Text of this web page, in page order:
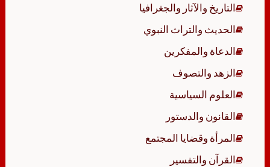
التاريخ والآثار والجغرافيا
الحديث والتراث النبوي
الدعاة والمفكرين
الزهد والتصوف
العلوم السياسية
القانون والدستور
المرأة وقضايا المجتمع
القرآن والتفسير